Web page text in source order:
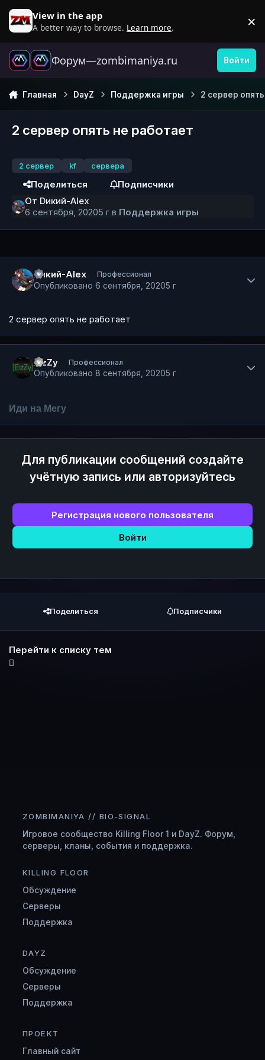
Перейти к содержанию
View in the app
A better way to browse. Learn more. ×
Форум—zombimaniya.ru Войти
Главная DayZ Поддержка игры 2 сервер
2 сервер опять не работает
2 сервер kf сервера
Поделиться
Подписчики
От Dикий-Alex
6 сентября, 20205 г в Поддержка игры
Dикий-Alex Профессионал
Опубликовано 6 сентября, 20205 г
2 сервер опять не работает
EizZy Профессионал
Опубликовано 8 сентября, 20205 г
Иди на Мегу
Для публикации сообщений создайте
учётную запись или авторизуйтесь
Регистрация нового пользователя
Войти
Поделиться Подписчики
Перейти к списку тем
ZOMBIMANIYA // BIO-SIGNAL
Игровое сообщество Killing Floor 1 и DayZ. Форум,
серверы, кланы, события и поддержка.
KILLING FLOOR
Обсуждение
Серверы
Поддержка
DAYZ
Обсуждение
Серверы
Поддержка
ПРОЕКТ
Главный сайт